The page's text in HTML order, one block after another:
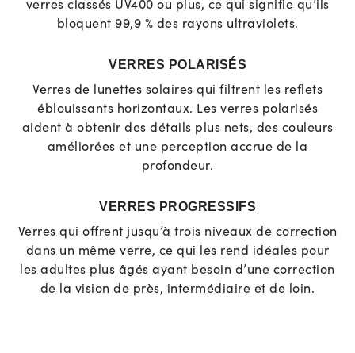
bloquent 99,9 % des rayons ultraviolets.
VERRES POLARISÉS
Verres de lunettes solaires qui filtrent les reflets
éblouissants horizontaux. Les verres polarisés
aident à obtenir des détails plus nets, des couleurs
améliorées et une perception accrue de la
profondeur.
VERRES PROGRESSIFS
Verres qui offrent jusqu’à trois niveaux de correction
dans un même verre, ce qui les rend idéales pour
les adultes plus âgés ayant besoin d’une correction
de la vision de près, intermédiaire et de loin.